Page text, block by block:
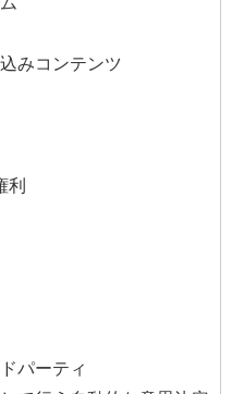
みコンテンツ
利
パーティ